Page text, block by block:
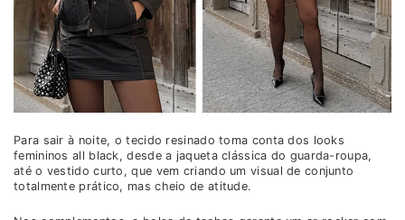
Para sair à noite, o tecido resinado toma conta dos looks
femininos all black, desde a jaqueta clássica do guarda-roupa,
até o vestido curto, que vem criando um visual de conjunto
totalmente prático, mas cheio de atitude.